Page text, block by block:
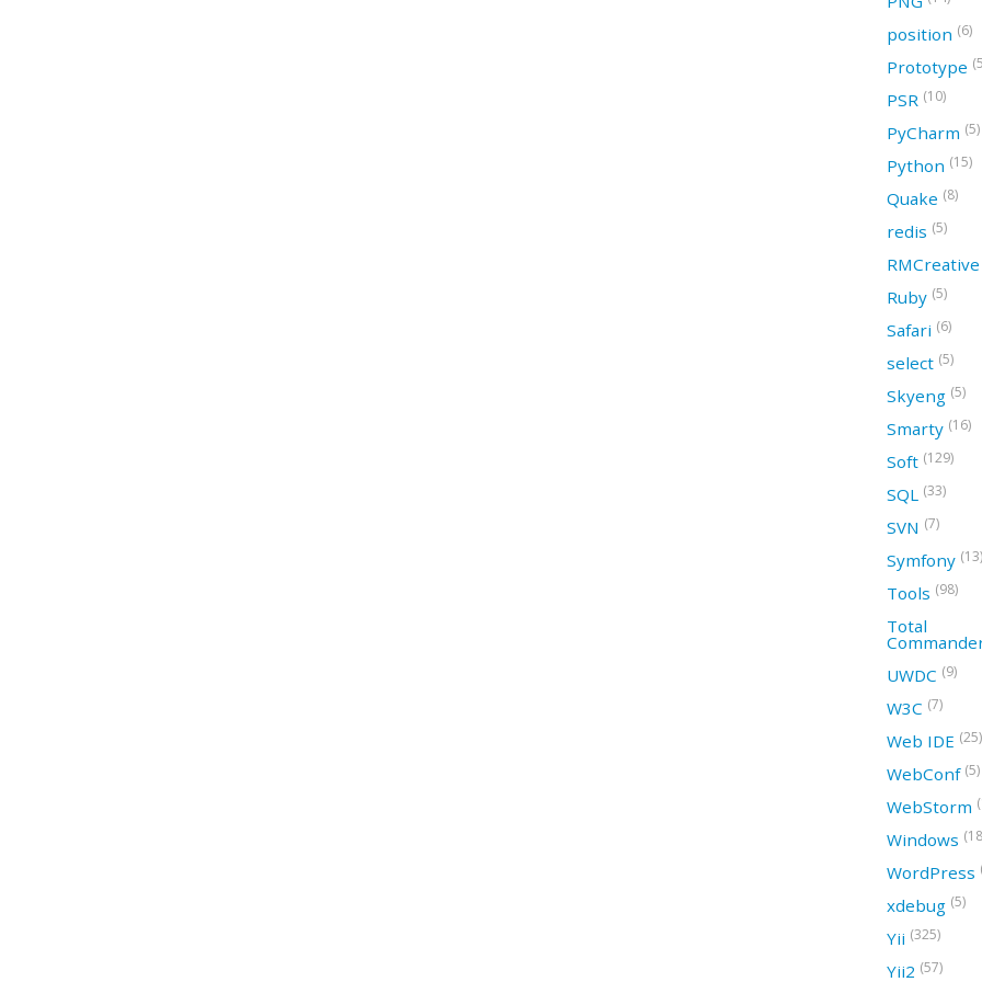
position (6)
Prototype
PSR (10)
PyCharm (5)
Python (15)
Quake (8)
redis (5)
RMCreative
Ruby (5)
Safari (6)
select (5)
Skyeng (5)
Smarty (16)
Soft (129)
SQL (33)
SVN (7)
Symfony (13)
Tools (98)
Total
UWDC (9)
W3C (7)
Web IDE (25)
WebConf (5)
WebStorm
Windows
WordPress
xdebug (5)
Yii (325)
Yii2 (57)